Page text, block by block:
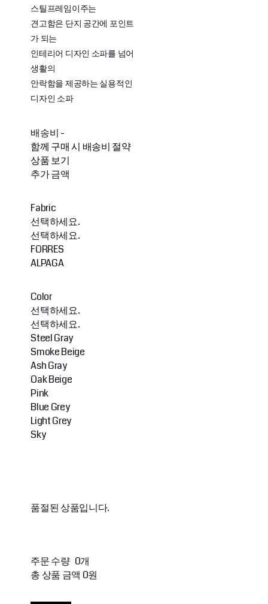
스틸프레임이주는
견고함은 단지 공간에 포인트
가 되는
인테리어 디자인 소파를 넘어
생활의
안락함을 제공하는 실용적인
디자인 소파
배송비 -
함께 구매 시 배송비 절약
상품 보기
추가 금액
Fabric
선택하세요.
선택하세요.
FORRES
ALPAGA
Color
선택하세요.
선택하세요.
Steel Gray
Smoke Beige
Ash Gray
Oak Beige
Pink
Blue Grey
Light Grey
Sky
품절된 상품입니다.
주문 수량 0개
총 상품 금액 0원